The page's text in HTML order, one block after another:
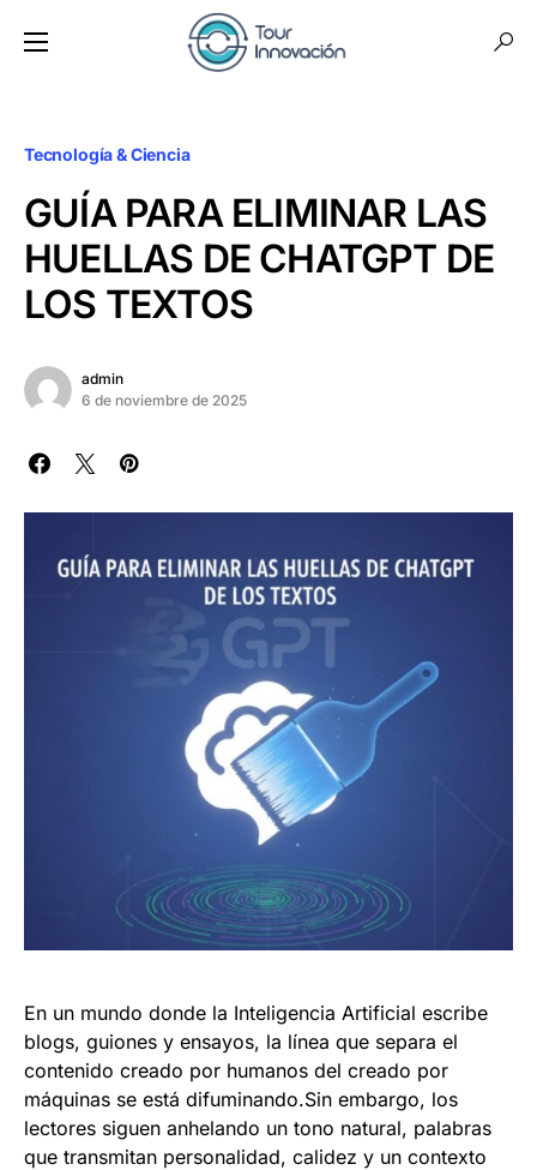
Tecnología & Ciencia
GUÍA PARA ELIMINAR LAS
HUELLAS DE CHATGPT DE
LOS TEXTOS
admin
6 de noviembre de 2025
En un mundo donde la Inteligencia Artificial escribe
blogs, guiones y ensayos, la línea que separa el
contenido creado por humanos del creado por
máquinas se está difuminando.Sin embargo, los
lectores siguen anhelando un tono natural, palabras
que transmitan personalidad, calidez y un contexto